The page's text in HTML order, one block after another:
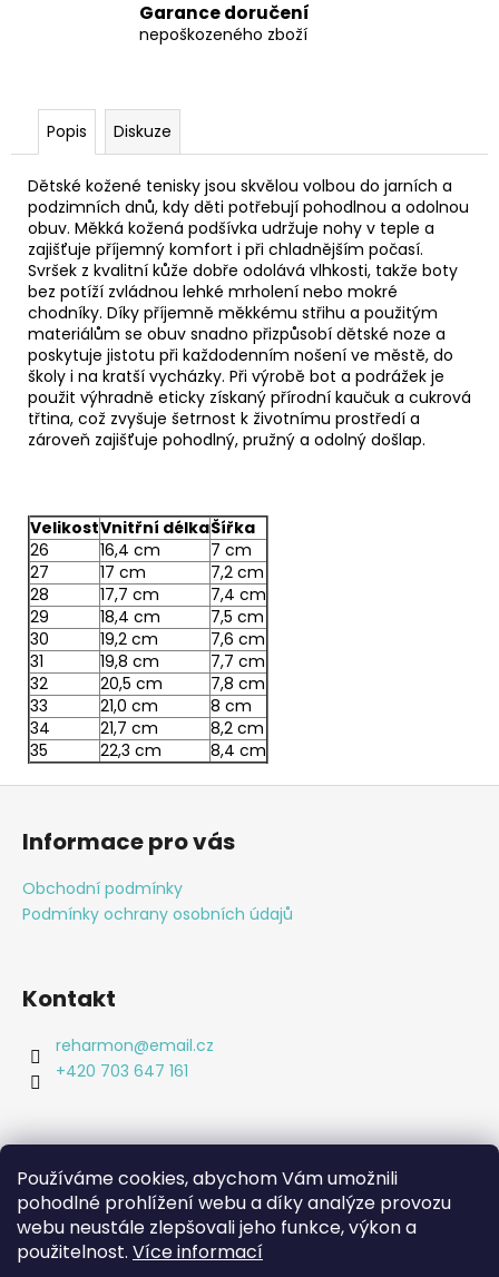
Používáme cookies, abychom Vám umožnili
pohodlné prohlížení webu a díky analýze provozu
webu neustále zlepšovali jeho funkce, výkon a
použitelnost. Více informací
Garance doručení
nepoškozeného zboží
Popis Diskuze
Dětské kožené tenisky jsou skvělou volbou do jarních a
podzimních dnů, kdy děti potřebují pohodlnou a odolnou
obuv. Měkká kožená podšívka udržuje nohy v teple a
zajišťuje příjemný komfort i při chladnějším počasí.
Svršek z kvalitní kůže dobře odolává vlhkosti, takže boty
bez potíží zvládnou lehké mrholení nebo mokré
chodníky. Díky příjemně měkkému střihu a použitým
materiálům se obuv snadno přizpůsobí dětské noze a
poskytuje jistotu při každodenním nošení ve městě, do
školy i na kratší vycházky. Při výrobě bot a podrážek je
použit výhradně eticky získaný přírodní kaučuk a cukrová
třtina, což zvyšuje šetrnost k životnímu prostředí a
zároveň zajišťuje pohodlný, pružný a odolný došlap.
VelikostVnitřní délkaŠířka
26
16,4 cm
7 cm
27
17 cm
7,2 cm
28
17,7 cm
7,4 cm
29
18,4 cm
7,5 cm
30
19,2 cm
7,6 cm
31
19,8 cm
7,7 cm
32
20,5 cm
7,8 cm
33
21,0 cm
8 cm
34
21,7 cm
8,2 cm
35
22,3 cm 8,4 cm
112
Původně:
390
Kč
Z
Informace pro vás
Obchodní podmínky
Podmínky ochrany osobních údajů
Kontakt
reharmon@email.cz
+420 703 647 161
Shoptet.cz
Bc. Lucie Machová Reharmon, soukromá fyzioterapie
Kamenná prodejna